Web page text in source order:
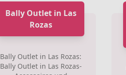
Bally Outlet in Las
Rozas
Bally Outlet in Las Rozas:
Bally Outlet in Las Rozas-